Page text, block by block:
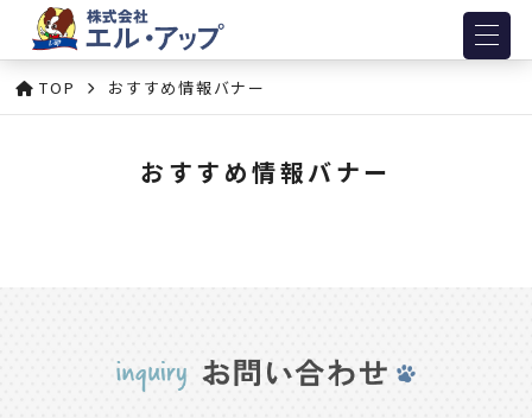
TOP おすすめ情報バナー
おすすめ情報バナー